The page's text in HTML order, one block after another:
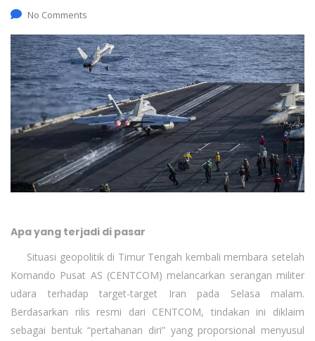
No Comments
Apa yang terjadi di pasar
Situasi geopolitik di Timur Tengah kembali membara setelah
Komando Pusat AS (CENTCOM) melancarkan serangan militer
udara terhadap target-target Iran pada Selasa malam.
Berdasarkan rilis resmi dari CENTCOM, tindakan ini diklaim
sebagai bentuk “pertahanan diri” yang proporsional menyusul